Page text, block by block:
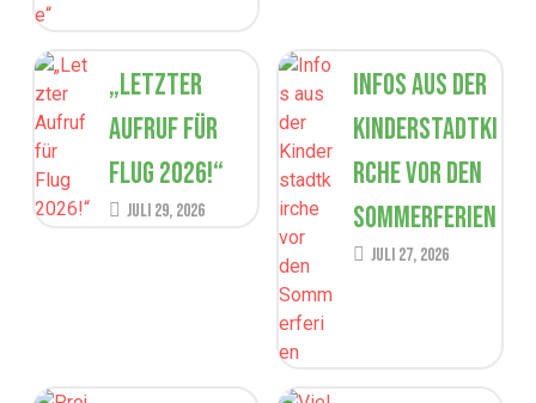
„Letzter
Aufruf für
Flug 2026!“
Juli 29, 2026
Infos aus der
Kinderstadtki
rche vor den
Sommerferien
Juli 27, 2026